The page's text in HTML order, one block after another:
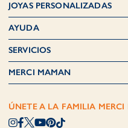
JOYAS PERSONALIZADAS
AYUDA
SERVICIOS
MERCI MAMAN
ÚNETE A LA FAMILIA